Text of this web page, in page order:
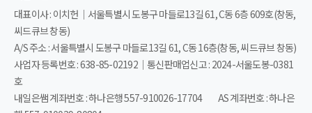
대표이사 : 이치헌｜서울특별시 도봉구 마들로13길 61, C동 6층 609호(창동,
씨드큐브 창동)
A/S 주소 : 서울특별시 도봉구 마들로13길 61, C동 16층(창동, 씨드큐브 창동)
사업자 등록번호 : 638-85-02192｜통신판매업신고 : 2024-서울도봉-0381
호
내일은쌤 계좌번호 : 하나은행 557-910026-17704
AS 계좌번호 : 하나은